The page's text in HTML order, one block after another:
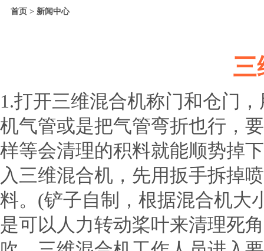
首页 > 新闻中心
三
1.打开三维混合机称门和仓门
机气管或是把气管弯折也行，
样等会清理的积料就能顺势掉
入三维混合机，先用扳手拆掉
料。(铲子自制，根据混合机大
是可以人力转动桨叶来清理死